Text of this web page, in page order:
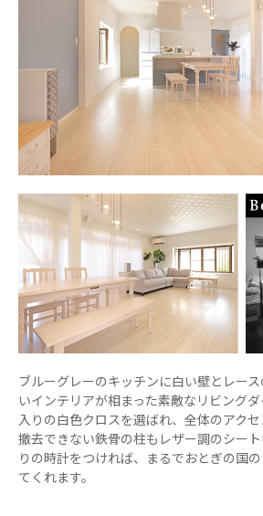
ブルーグレーのキッチンに白い壁とレー
いインテリアが相まった素敵なリビング
入りの白色クロスを選ばれ、全体のアクセ
撤去できない鉄骨の柱もレザー調のシー
りの時計をつければ、まるでおとぎの国
てくれます。